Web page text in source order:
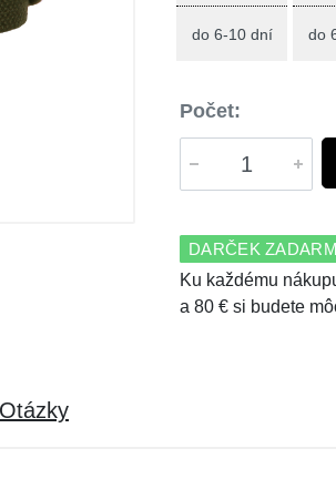
do 6-10 dní do
Počet:
DARČEK
Ku každému
a 80 € si budete
Otázky